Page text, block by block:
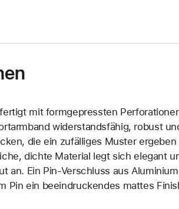
mit formgepressten
widerstandsfähig, robust
die ein zufälliges Muster
dichte Material legt sich elegant
an. Ein Pin-Verschluss aus
Pin ein beeindruckendes mattes